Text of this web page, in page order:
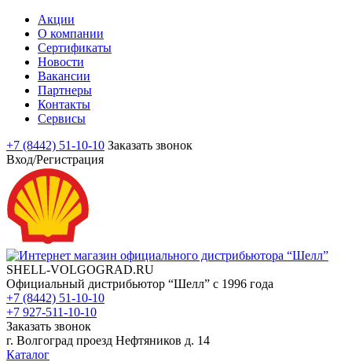
Акции
О компании
Сертификаты
Новости
Вакансии
Партнеры
Контакты
Сервисы
+7 (8442) 51-10-10 Заказать звонок
Вход/Регистрация
SHELL-VOLGOGRAD.RU
Официальный дистрибьютор “Шелл” с 1996 года
+7 (8442) 51-10-10
+7 927-511-10-10
Заказать звонок
г. Волгоград проезд Нефтяников д. 14
Каталог